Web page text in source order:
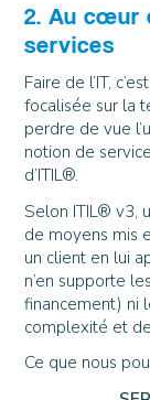
2. Au cœur
services
Faire de l’IT,
focalisée sur la
perdre de vue
notion de
d’ITIL®.
Selon ITIL® v3,
de moyens mis
un client en lui
n’en supporte
financement) ni
complexité et
Ce que nous